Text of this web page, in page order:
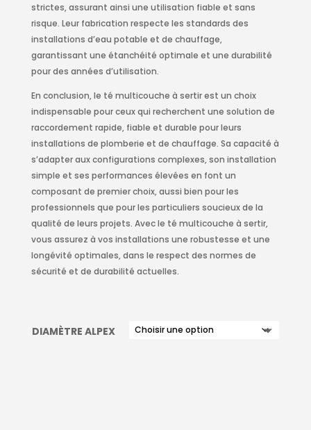
strictes, assurant ainsi une utilisation fiable et sans
risque. Leur fabrication respecte les standards des
installations d’eau potable et de chauffage,
garantissant une étanchéité optimale et une durabilité
pour des années d’utilisation.
En conclusion, le té multicouche à sertir est un choix
indispensable pour ceux qui recherchent une solution de
raccordement rapide, fiable et durable pour leurs
installations de plomberie et de chauffage. Sa capacité à
s’adapter aux configurations complexes, son installation
simple et ses performances élevées en font un
composant de premier choix, aussi bien pour les
professionnels que pour les particuliers soucieux de la
qualité de leurs projets. Avec le té multicouche à sertir,
vous assurez à vos installations une robustesse et une
longévité optimales, dans le respect des normes de
sécurité et de durabilité actuelles.
DIAMÈTRE ALPEX